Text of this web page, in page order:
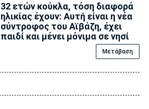
32 ετών κούκλα, τόση διαφορά
ηλικίας έχουν: Αυτή είναι η νέα
σύντροφος του Αϊβάζη, έχει
παιδί και μένει μόνιμα σε νησί
Μετάβαση